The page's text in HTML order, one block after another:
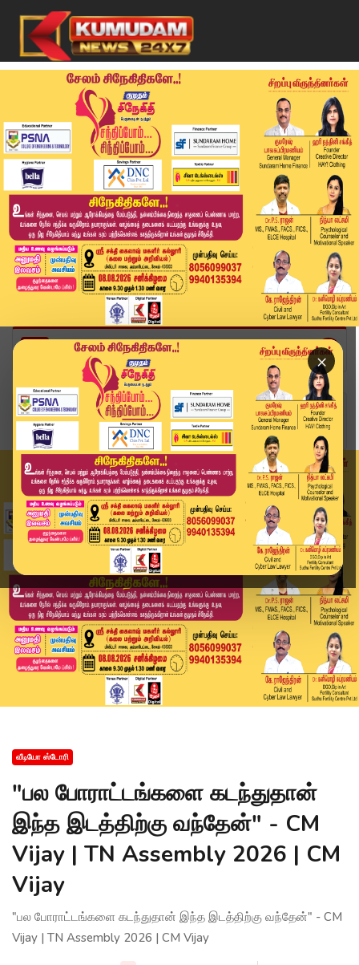
×
Home
வீடியோ ஸ்டோரி
"பல போராட்டங்களை கடந்துதான் இந்த இடத்திற்கு வந்...
வீடியோ ஸ்டோரி
"பல போராட்டங்களை கடந்துதான்
இந்த இடத்திற்கு வந்தேன்" - CM
Vijay | TN Assembly 2026 | CM
Vijay
"பல போராட்டங்களை கடந்துதான் இந்த இடத்திற்கு வந்தேன்" - CM
Vijay | TN Assembly 2026 | CM Vijay